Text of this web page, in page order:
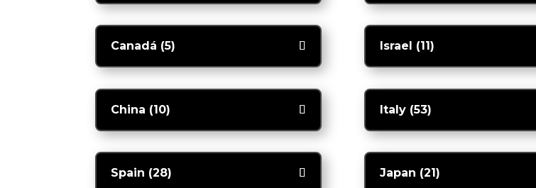
Canadá (5)
China (10)
Spain (28)
Israel (11)
Italy (53)
Japan (21)